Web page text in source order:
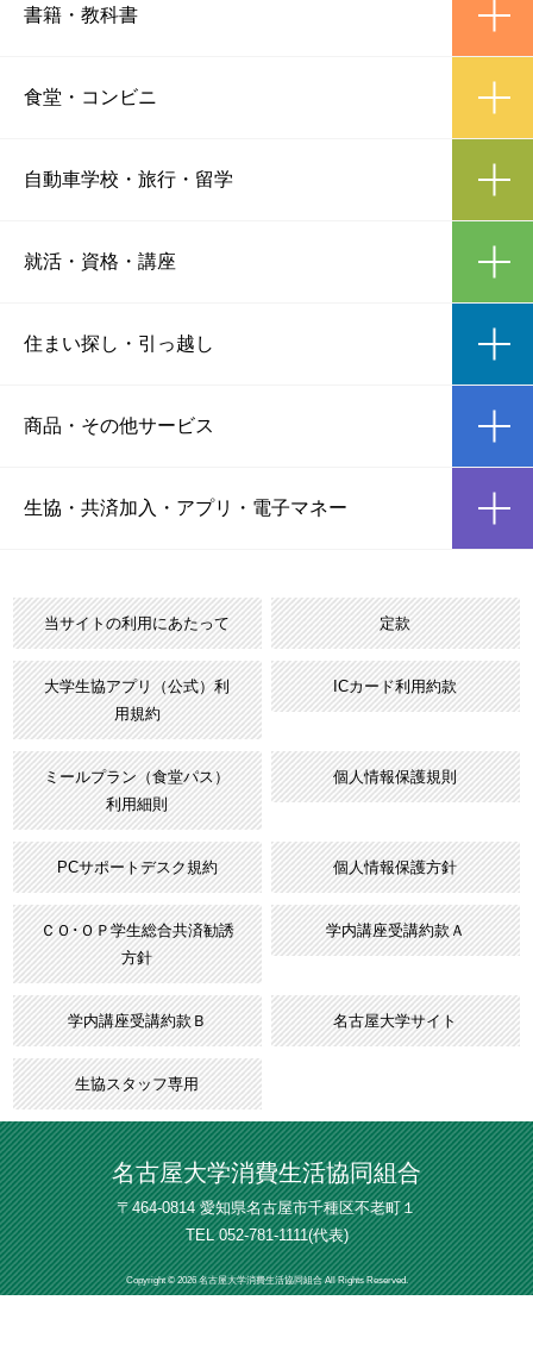
書籍 ・ 教科書
食堂 ・ コンビニ
自動車学校 ・ 旅行・留学
就活・資格 ・ 講座
住まい探し ・ 引っ越し
商品 ・ その他サービス
生協・共済加入 ・ アプリ・電子マネー
当サイトの利用にあたって 定款
大学生協アプリ（公式）利
用規約
ICカード利用約款
ミールプラン（食堂パス）
利用細則
個人情報保護規則
PCサポートデスク規約 個人情報保護方針
ＣＯ･ＯＰ学生総合共済勧誘
方針
学内講座受講約款Ａ
学内講座受講約款Ｂ 名古屋大学サイト
生協スタッフ専用
名古屋大学消費生活協同組合
〒464-0814 愛知県名古屋市千種区不老町１
TEL052-781-1111(代表)
Copyright © 2026 名古屋大学消費生活協同組合 All Rights Reserved.